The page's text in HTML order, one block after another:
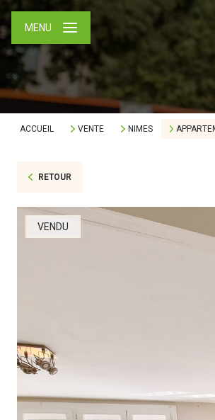
MENU
ACCUEIL VENTE NIMES
RETOUR
VENDU